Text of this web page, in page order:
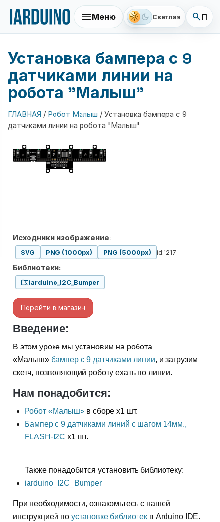
menuМеню light_mode dark_mode Светлая search
Установка бампера с 9
датчиками линии на
робота "Малыш"
ГЛАВНАЯ / Робот Малыш / Установка бампера с 9
датчиками линии на робота "Малыш"
Исходники изображение:
SVG PNG (1000px) PNG (5000px) id:1217
Библиотеки:
folder_zipiarduino_I2C_Bumper
Перейти в магазин
Введение:
В этом уроке мы установим на робота
«Малыш» бампер с 9 датчиками линии, и загрузим
скетч, позволяющий роботу ехать по линии.
Нам понадобится:
Робот «Малыш» в сборе x1 шт.
Бампер с 9 датчиками линий с шагом 14мм.,
FLASH-I2C x1 шт.
Также понадобится установить библиотеку:
iarduino_I2C_Bumper
При необходимости, ознакомьтесь с нашей
инструкцией по установке библиотек в Arduino IDE.